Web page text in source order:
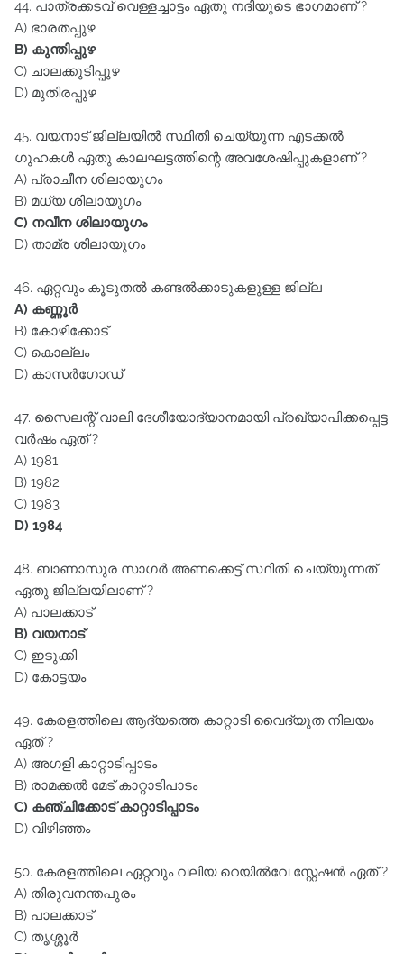
44. പാത്രക്കടവ്‌ വെള്ളച്ചാട്ടം ഏതു നദിയുടെ ഭാഗമാണ്‌ ?
A) ഭാരതപ്പുഴ
B) കുന്തിപ്പുഴ
C) ചാലക്കുടിപ്പുഴ
D) മുതിരപ്പുഴ
45. വയനാട്‌ ജില്ലയിൽ സ്ഥിതി ചെയ്യുന്ന എടക്കൽ
ഗുഹകൾ ഏതു കാലഘട്ടത്തിന്റെ അവശേഷിപ്പുകളാണ്‌ ?
A) പ്രാചീന ശിലായുഗം
B) മധ്യ ശിലായുഗം
C) നവീന ശിലായുഗം
D) താമ്ര ശിലായുഗം
46. ഏറ്റവും കൂടുതൽ കണ്ടൽക്കാടുകളുള്ള ജില്ല
A) കണ്ണൂർ
B) കോഴിക്കോട്‌
C) കൊല്ലം
D) കാസർഗോഡ്‌
47. സൈലന്റ്‌ വാലി ദേശീയോദ്യാനമായി പ്രഖ്യാപിക്കപ്പെട്ട
വർഷം ഏത്‌ ?
A) 1981
B) 1982
C) 1983
D) 1984
48. ബാണാസുര സാഗർ അണക്കെട്ട്‌ സ്ഥിതി ചെയ്യുന്നത്‌
ഏതു ജില്ലയിലാണ്‌ ?
A) പാലക്കാട്‌
B) വയനാട്‌
C) ഇടുക്കി
D) കോട്ടയം
49. കേരളത്തിലെ ആദ്യത്തെ കാറ്റാടി വൈദ്യുത നിലയം
ഏത്‌ ?
A) അഗളി കാറ്റാടിപ്പാടം
B) രാമക്കൽ മേട്‌ കാറ്റാടിപാടം
C) കഞ്ചിക്കോട്‌ കാറ്റാടിപ്പാടം
D) വിഴിഞ്ഞം
50. കേരളത്തിലെ ഏറ്റവും വലിയ റെയിൽവേ സ്റ്റേഷൻ ഏത്‌ ?
A) തിരുവനന്തപുരം
B) പാലക്കാട്‌
C) തൃശ്ശൂർ